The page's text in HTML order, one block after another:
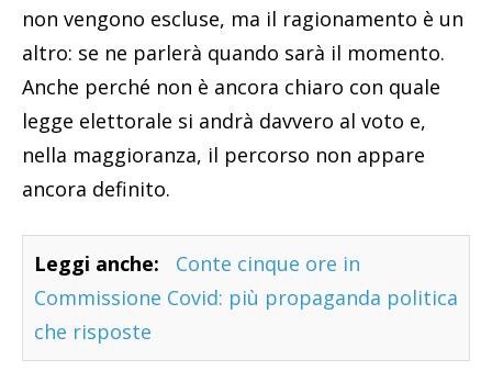
non vengono escluse, ma il ragionamento è un
altro: se ne parlerà quando sarà il momento.
Anche perché non è ancora chiaro con quale
legge elettorale si andrà davvero al voto e,
nella maggioranza, il percorso non appare
ancora definito.
Leggi anche:
Conte cinque ore in
Commissione Covid: più propaganda politica
che risposte